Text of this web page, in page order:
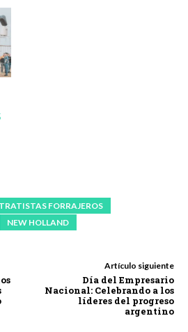
FORRAJEROS
NEW HOLLAND
Artículo siguiente
Día del Empresario
Nacional: Celebrando a los
líderes del progreso
argentino